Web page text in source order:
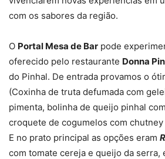
com os sabores da região.
O Portal Mesa de Bar pode
oferecido pelo restaurante Donna
do Pinhal. De entrada provamos o
(Coxinha de truta defumada com
pimenta, bolinha de queijo pinhal
croquete de cogumelos com
E no prato principal as opções eram
com tomate cereja e queijo da serra,